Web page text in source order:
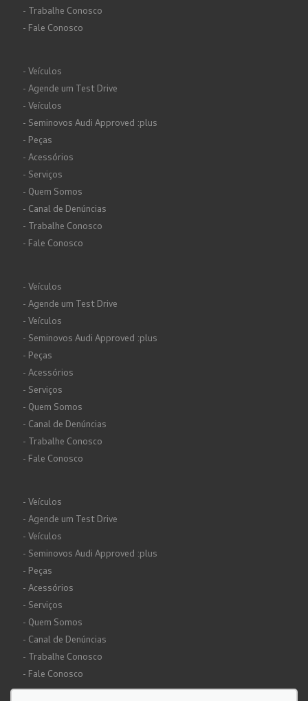
- Trabalhe Conosco
- Fale Conosco
- Veículos
- Agende um Test Drive
- Veículos
- Seminovos Audi Approved :plus
- Peças
- Acessórios
- Serviços
- Quem Somos
- Canal de Denúncias
- Trabalhe Conosco
- Fale Conosco
- Veículos
- Agende um Test Drive
- Veículos
- Seminovos Audi Approved :plus
- Peças
- Acessórios
- Serviços
- Quem Somos
- Canal de Denúncias
- Trabalhe Conosco
- Fale Conosco
- Veículos
- Agende um Test Drive
- Veículos
- Seminovos Audi Approved :plus
- Peças
- Acessórios
- Serviços
- Quem Somos
- Canal de Denúncias
- Trabalhe Conosco
- Fale Conosco